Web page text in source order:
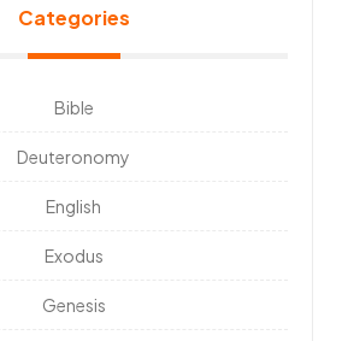
Categories
Bible
Deuteronomy
English
Exodus
Genesis